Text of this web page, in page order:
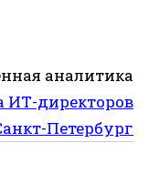
аналитика
ИТ-директоров
Петербург